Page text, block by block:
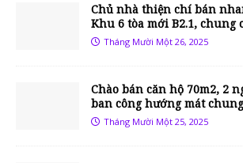
Chủ nhà thiện chí bán
Khu 6 tòa mới B2.1, chung
Tháng Mười Một 26, 2025
Chào bán căn hộ 70m2, 2
ban công hướng mát
Tháng Mười Một 25, 2025